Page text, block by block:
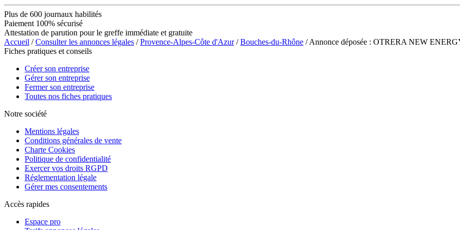
Plus de 600 journaux habilités
Paiement 100% sécurisé
Attestation de parution pour le greffe immédiate et gratuite
Accueil /Consulter les annonces légales /Provence-Alpes-Côte d'Azur/Bouches-du-Rhône / Annonce déposée : OTRERA NEW
Fiches pratiques et conseils
Créer son entreprise
Gérer son entreprise
Fermer son entreprise
Toutes nos fiches pratiques
Notre société
Mentions légales
Conditions générales de vente
Charte Cookies
Politique de confidentialité
Exercer vos droits RGPD
Réglementation légale
Gérer mes consentements
Accès rapides
Espace pro